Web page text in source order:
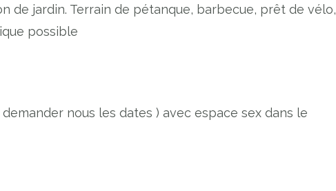
de jardin. Terrain de pétanque, barbecue, prêt de vélo,
possible
nous les dates ) avec espace sex dans le